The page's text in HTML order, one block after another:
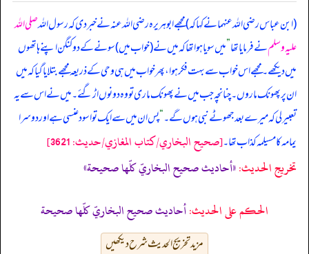
(ابن عباس رضی اللہ عنہما نے کہا کہ) مجھے ابوہریرہ رضی اللہ عنہ نے خبر دی کہرسول اللہصلی اللہ
علیہ وسلمنے فرمایا تھا”میں سویا ہوا تھا کہ میں نے (خواب میں) سونے کے دو کنگن اپنے ہاتھوں
میں دیکھے۔ مجھے اس خواب سے بہت فکر ہوا، پھر خواب میں ہی وحی کے ذریعہ مجھے بتلایا گیا کہ میں
ان پر پھونک ماروں۔ چنانچہ جب میں نے پھونک ماری تو وہ دونوں اڑ گئے۔ میں نے اس سے یہ
تعبیر لی کہ میرے بعد جھوٹے نبی ہوں گے۔“پس ان میں سے ایک تو اسود عنسی ہے اور دوسرا
یمامہ کا مسیلمہ کذاب تھا۔[صحيح البخاري/كتاب المغازي/حدیث: 3621]
تخریج الحدیث:«أحاديث صحيح البخاريّ كلّها صحيحة»
الحكم على الحديث:أحاديث صحيح البخاريّ كلّها صحيحة
مزید تخریج الحدیث شرح دیکھیں